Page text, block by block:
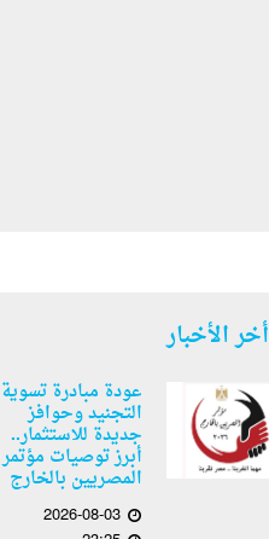
أخر الأخبار
عودة مبادرة تسوية
التجنيد وحوافز
جديدة للاستثمار..
أبرز توصيات مؤتمر
المصريين بالخارج
2026-08-03